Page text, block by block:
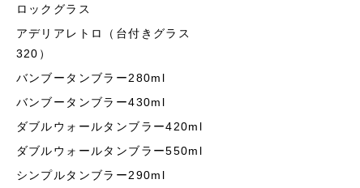
ロックグラス
アデリアレトロ（台付きグラス
320）
バンブータンブラー280ml
バンブータンブラー430ml
ダブルウォールタンブラー420ml
ダブルウォールタンブラー550ml
シンプルタンブラー290ml